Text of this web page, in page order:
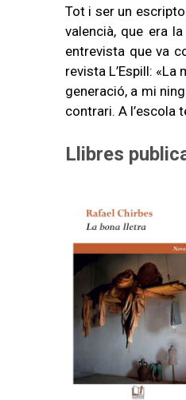
Tot i ser un
valencià, que era
entrevista que va
revista L’Espill:
generació, a mi
contrari. A l’escola
Llibres